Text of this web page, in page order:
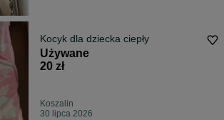
Kocyk dla dziecka ciepły
Używane
20 zł
Koszalin
30 lipca 2026